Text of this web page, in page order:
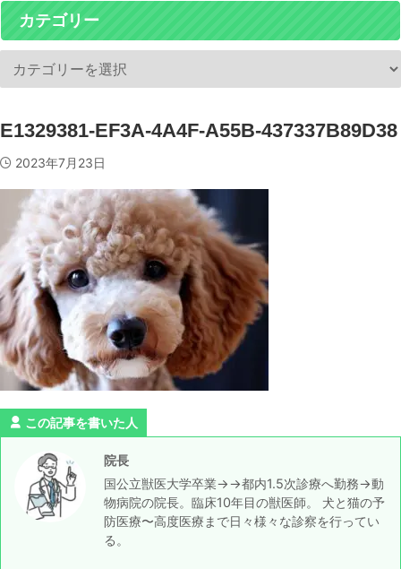
カテゴリー
E1329381-EF3A-4A4F-A55B-437337B89D38
2023年7月23日
この記事を書いた人
院長
国公立獣医大学卒業→→都内1.5次診療へ勤務→動
物病院の院長。臨床10年目の獣医師。 犬と猫の予
防医療〜高度医療まで日々様々な診察を行ってい
る。